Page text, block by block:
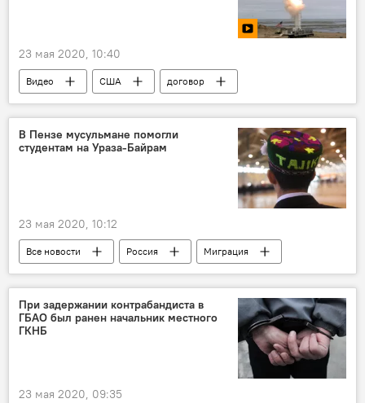
23 мая 2020, 10:40
Видео США
договор
Политика
В Пензе мусульмане помогли
студентам на Ураза-Байрам
23 мая 2020, 10:12
Все новости Россия
Миграция
Пенза
Ураза-байрам
студенты
Священный месяц Рамадан - 2026
При задержании контрабандиста в
ГБАО был ранен начальник местного
ГКНБ
23 мая 2020, 09:35